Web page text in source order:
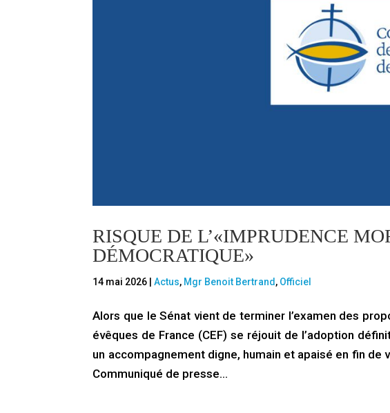
RISQUE DE L’«IMPRUDENCE
DÉMOCRATIQUE»
14 mai 2026 |Actus, Mgr Benoit Bertrand , Officiel
Alors que le Sénat vient de terminer l’examen des
évêques de France (CEF) se réjouit de l’adoption
un accompagnement digne, humain et apaisé en fin
Communiqué de presse…